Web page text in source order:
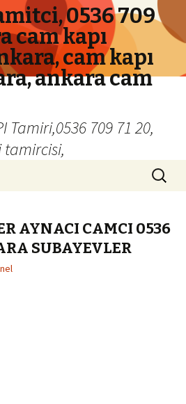
0536 709
cam kapı
cam kapı
ankara cam
Tamiri,0536 709 71 20,
Arama:
AYNACI CAMCI 0536
SUBAYEVLER